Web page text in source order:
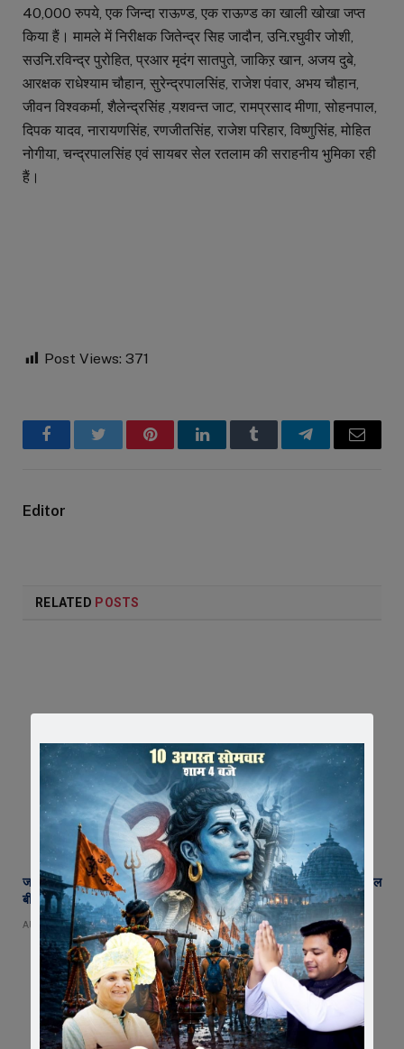
40,000 रुपये, एक जिन्दा राऊण्ड, एक राऊण्ड का खाली खोखा जप्त
किया हैं। मामले में निरीक्षक जितेन्द्र सिह जादौन, उनि.रघुवीर जोशी,
सउनि.रविन्द्र पुरोहित, प्रआर मृदंग सातपुते, जाकिऱ खान, अजय दुबे,
आरक्षक राधेश्याम चौहान, सुरेन्द्रपालसिंह, राजेश पंवार, अभय चौहान,
जीवन विश्वकर्मा, शैलेन्द्रसिंह ,यशवन्त जाट, रामप्रसाद मीणा, सोहनपाल,
दिपक यादव, नारायणसिंह, रणजीतसिंह, राजेश परिहार, विष्णुसिंह, मोहित
नोगीया, चन्द्रपालसिंह एवं सायबर सेल रतलाम की सराहनीय भुमिका रही
हैं।
Post Views: 371
FacebookTwitter PinterestLinkedInTumblr TelegramEmail
Editor
RELATED POSTS
जावरा में किसानों और कांग्रेस का जंगी प्रदर्शन, राजस्व विभाग में भ्रष्टाचार और फसल
बीमा पर जताया आक्रोश
AUGUST 6, 2026